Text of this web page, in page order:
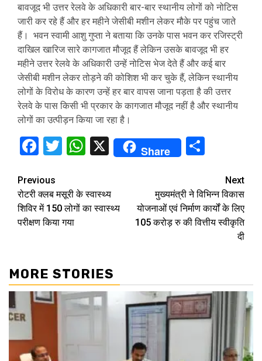
बावजूद भी उत्तर रेलवे के अधिकारी बार-बार स्थानीय लोगों को नोटिस
जारी कर रहे हैं और हर महीने जेसीबी मशीन लेकर मौके पर पहुंच जाते
हैं। भवन स्वामी आशु गुप्ता ने बताया कि उनके पास भवन कर रजिस्ट्री
दाखिल खारिज सारे कागजात मौजूद हैं लेकिन उसके बावजूद भी हर
महीने उत्तर रेलवे के अधिकारी उन्हें नोटिस भेज देते हैं और कई बार
जेसीबी मशीन लेकर तोड़ने की कोशिश भी कर चुके हैं, लेकिन स्थानीय
लोगों के विरोध के कारण उन्हें हर बार वापस जाना पड़ता है की उत्तर
रेलवे के पास किसी भी प्रकार के कागजात मौजूद नहीं है और स्थानीय
लोगों का उत्पीड़न किया जा रहा है।
Facebook
TwitterWhatsApp
X Share
Continue
Reading
Previous
रोटरी क्लब मसूरी के स्वास्थ्य
शिविर में 150 लोगों का स्वास्थ्य
परीक्षण किया गया
Next
मुख्यमंत्री ने विभिन्न विकास
योजनाओं एवं निर्माण कार्यों के लिए
105 करोड़ रु की वित्तीय स्वीकृति
दी
MORE STORIES